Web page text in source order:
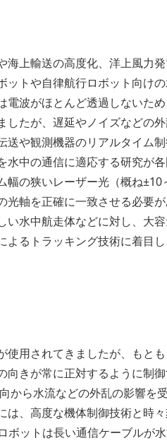
上輸送の高度化、洋上風力
トや自律航行ロボット向け
波がほとんど透過しないた
たが、遅延やノイズなどの
や観測機器のリアルタイム制
中の通信に適応する研究が
の狭いレーザー光（概ね
軸を正確に一致させる必要
水中航走体などに対し、大
るトラッキング技術に着目し
用されてきましたが、もと
きが常に正対するように制
ら水流などの外乱の影響を
、高度な機体制御技術と時
ットは長い通信ケーブルが